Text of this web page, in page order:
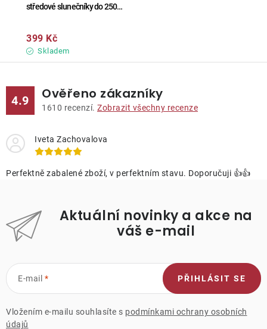
středové slunečníky do 250
Skladem
399 Kč
4.9 Ověřeno zákazníky
1610 recenzí. Zobrazit všechny recenze
Iveta Zachovalova
Perfektně zabalené zboží, v perfektním stavu. Doporučuji 👍👍
Aktuální novinky a akce na
váš e-mail
E-mail
Vložením e-mailu souhlasíte s podmínkami ochrany osobních
údajů
PŘIHLÁSIT SE